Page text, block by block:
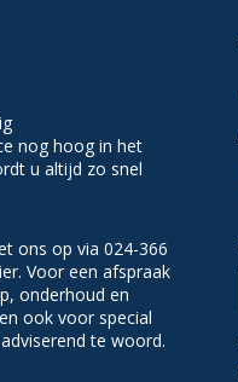
nog hoog in het
u altijd zo snel
ons op via 024-366
Voor een afspraak
onderhoud en
ook voor special
te woord.